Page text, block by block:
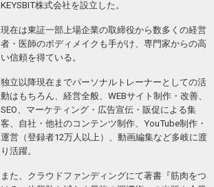
KEYSBIT株式会社を設立した。
現在は東証一部上場企業の取締役から数多くの経営
者・医師のボディメイクも手がけ、専門家からの高
い信頼を得ている。
独立以降現在までパーソナルトレーナーとしての活
動はもちろん、経営全般、WEBサイト制作・改善、
SEO、マーケティング・広告宣伝・販促による集
客、自社・他社のコンテンツ制作、YouTube制作・
運営（登録者12万人以上）、動画編集など多岐に渡
り活躍。
また、クラウドファンディングにて著書『筋肉をつ